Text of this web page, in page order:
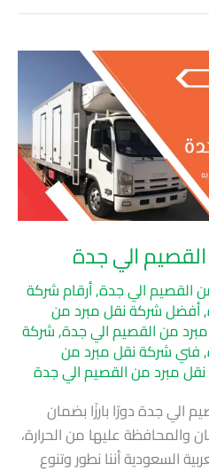
الي جدة
القصيم الي جدة,أرقام شركة
,أفضل شركة نقل مبرد من
من القصيم الي جدة,شركة
,فني شركة نقل مبرد من
مبرد من القصيم الي جدة
الي جدة دورًا بارزًا بضمان
والمحافظة عليها من الحرارة،
السعودية أننا نطور وتنوع